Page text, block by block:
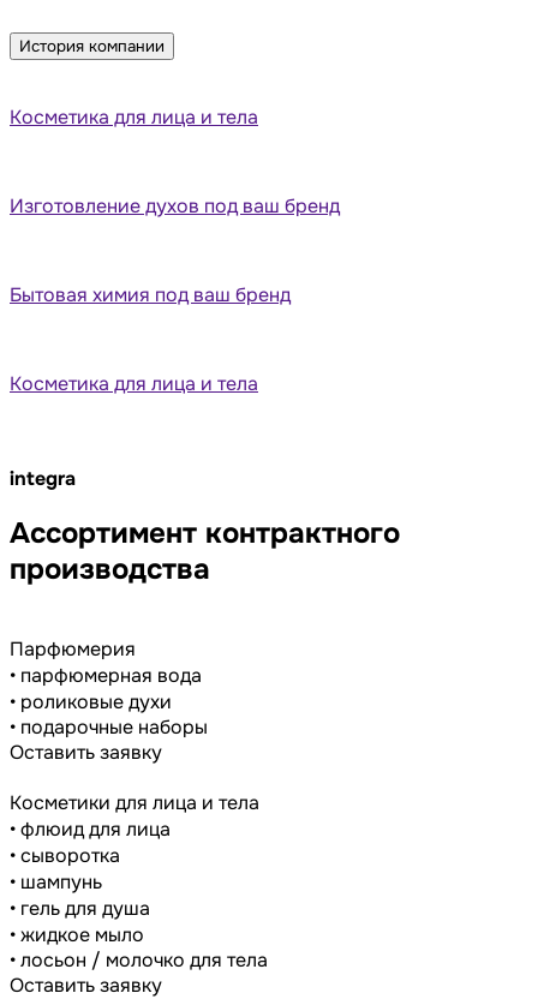
История компании
Косметика для лица и тела
Изготовление духов под ваш бренд
Бытовая химия под ваш бренд
Косметика для лица и тела
integra
Ассортимент контрактного
производства
Парфюмерия
• парфюмерная вода
• роликовые духи
• подарочные наборы
Оставить заявку
Косметики для лица и тела
• флюид для лица
• сыворотка
• шампунь
• гель для душа
• жидкое мыло
• лосьон / молочко для тела
Оставить заявку